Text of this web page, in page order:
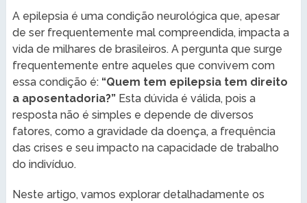
A epilepsia é uma condição neurológica que, apesar
de ser frequentemente mal compreendida, impacta a
vida de milhares de brasileiros. A pergunta que surge
frequentemente entre aqueles que convivem com
essa condição é: “Quem tem epilepsia tem direito
a aposentadoria?”Esta dúvida é válida, pois a
resposta não é simples e depende de diversos
fatores, como a gravidade da doença, a frequência
das crises e seu impacto na capacidade de trabalho
do indivíduo.
Neste artigo, vamos explorar detalhadamente os